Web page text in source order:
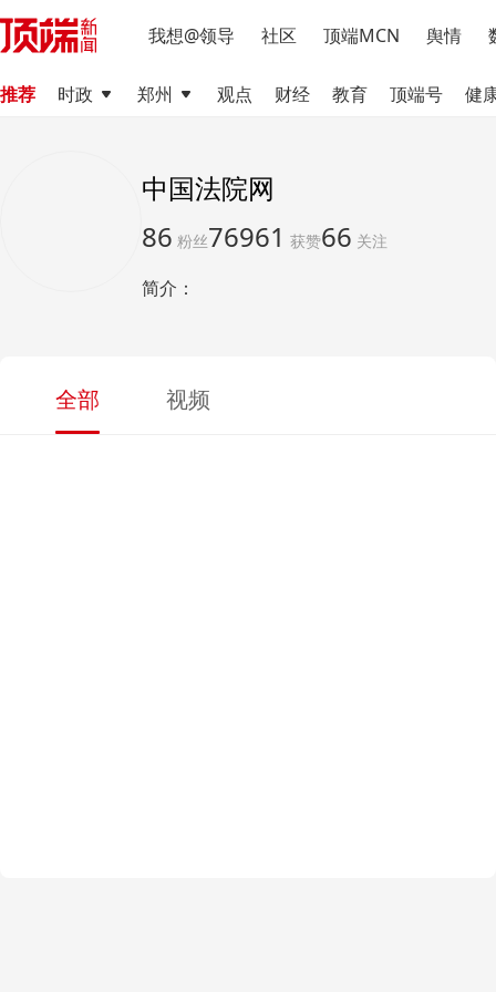
我想@领导 社区 顶端MCN 舆情
推荐 时政 郑州 观点 财经 教育 顶端号 健
中国法院网
86 粉丝76961 获赞66 关注
简介：
全部 视频